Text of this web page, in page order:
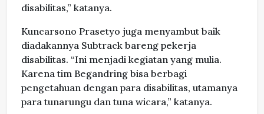
disabilitas,” katanya.
Kuncarsono Prasetyo juga menyambut baik
diadakannya Subtrack bareng pekerja
disabilitas. “Ini menjadi kegiatan yang mulia.
Karena tim Begandring bisa berbagi
pengetahuan dengan para disabilitas, utamanya
para tunarungu dan tuna wicara,” katanya.